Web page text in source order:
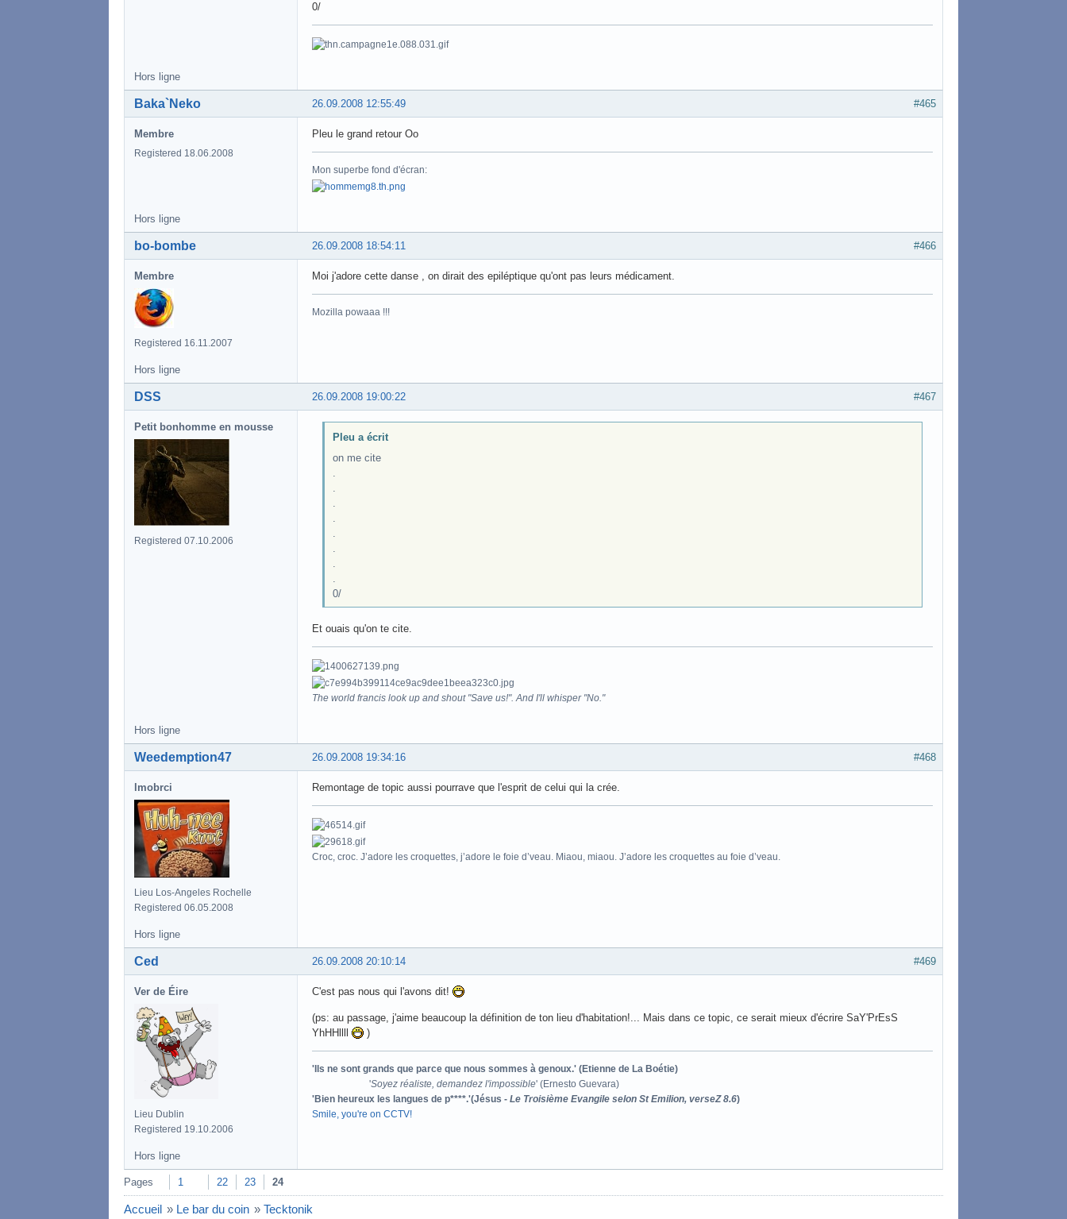
0/
Hors ligne
#465
26.09.2008 12:55:49
Baka`Neko
Membre
Registered 18.06.2008
Pleu le grand retour Oo
Mon superbe fond d'écran:
Hors ligne
#466
26.09.2008 18:54:11
bo-bombe
Membre
Registered 16.11.2007
Moi j'adore cette danse , on dirait des epiléptique qu'ont pas leurs médicament.
Mozilla powaaa !!!
Hors ligne
#467
26.09.2008 19:00:22
DSS
Petit bonhomme en mousse
Registered 07.10.2006
Pleu a écrit
on me cite
.
.
.
.
.
.
.
.
0/
Et ouais qu'on te cite.
The world francis look up and shout "Save us!". And I'll whisper "No."
Hors ligne
#468
26.09.2008 19:34:16
Weedemption47
lmobrci
Lieu Los-Angeles Rochelle
Registered 06.05.2008
Remontage de topic aussi pourrave que l'esprit de celui qui la crée.
Croc, croc. J’adore les croquettes, j’adore le foie d’veau. Miaou, miaou. J’adore les croquettes au foie d’veau.
Hors ligne
#469
26.09.2008 20:10:14
Ced
Ver de Éire
Lieu Dublin
Registered 19.10.2006
C'est pas nous qui l'avons dit!
(ps: au passage, j'aime beaucoup la définition de ton lieu d'habitation!... Mais dans ce topic, ce serait mieux d'écrire SaY'PrEsS
YhHHllll
)
'Ils ne sont grands que parce que nous sommes à genoux.' (Etienne de La Boétie)
'Soyez réaliste, demandez l'impossible' (Ernesto Guevara)
'Bien heureux les langues de p****.'(Jésus - Le Troisième Evangile selon St Emilion, verseZ 8.6)
Smile, you're on CCTV!
Hors ligne
Pages 1 22 23 24
Accueil » Le bar du coin » Tecktonik